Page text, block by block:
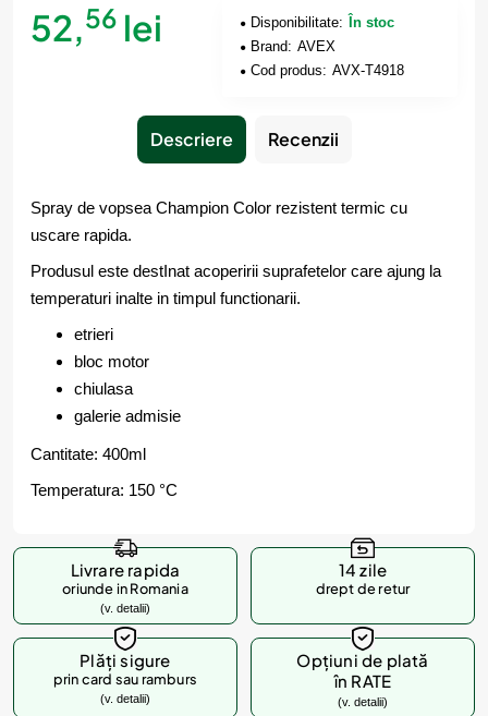
52,56 lei Disponibilitate:
În stoc
Brand: AVEX
Cod produs: AVX-T4918
Descriere Recenzii
Spray de vopsea Champion Color rezistent termic cu
uscare rapida.
Produsul este destInat acoperirii suprafetelor care ajung la
temperaturi inalte in timpul functionarii.
etrieri
bloc motor
chiulasa
galerie admisie
Cantitate: 400ml
Temperatura: 150 °C
Livrare rapida
oriunde in Romania
(v. detalii)
14 zile
drept de retur
Plăți sigure
prin card sau ramburs
(v. detalii)
Opțiuni de plată
în RATE
(v. detalii)